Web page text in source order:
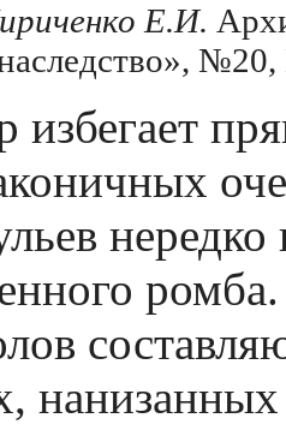
Е.И.
избегает